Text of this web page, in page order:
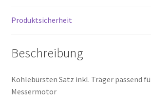
Produktsicherheit
Beschreibung
Kohlebürsten Satz inkl. Träger passend
Messermotor